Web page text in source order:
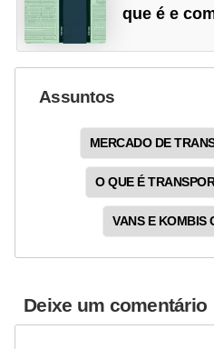
que é e
Assuntos
MERCADO DE
O QUE É
VANS E KOMBIS
Deixe um comentário